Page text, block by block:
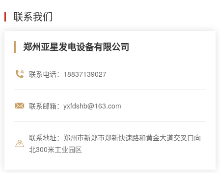
联系我们
郑州亚星发电设备有限公司
联系电话：18837139027
联系邮箱：yxfdshb@163.com
联系地址：郑州市新郑市郑新快速路和黄金大道交叉口向
北300米工业园区